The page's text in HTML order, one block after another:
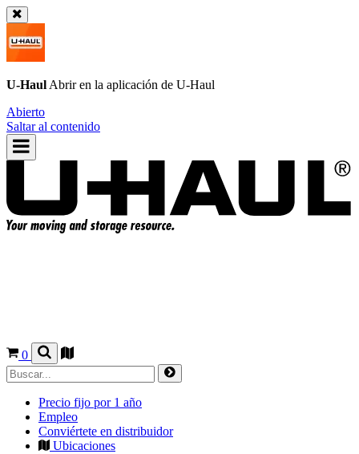
U-Haul Abrir en la aplicación de U-Haul
Abierto
Saltar al contenido
0
Precio fijo por 1 año
Empleo
Conviértete en distribuidor
Ubicaciones